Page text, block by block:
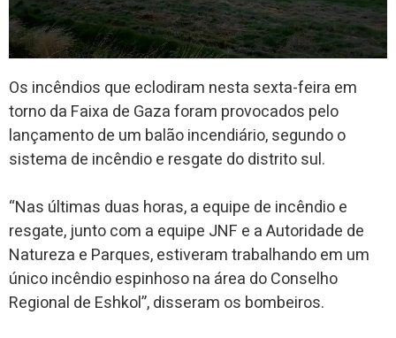
Os incêndios que eclodiram nesta sexta-feira em
torno da Faixa de Gaza foram provocados pelo
lançamento de um balão incendiário, segundo o
sistema de incêndio e resgate do distrito sul.
“Nas últimas duas horas, a equipe de incêndio e
resgate, junto com a equipe JNF e a Autoridade de
Natureza e Parques, estiveram trabalhando em um
único incêndio espinhoso na área do Conselho
Regional de Eshkol”, disseram os bombeiros.